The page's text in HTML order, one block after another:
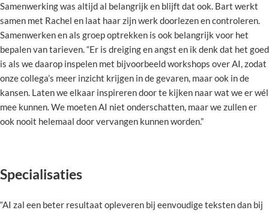
Samenwerking was altijd al belangrijk en blijft dat ook. Bart werkt
samen met Rachel en laat haar zijn werk doorlezen en controleren.
Samenwerken en als groep optrekken is ook belangrijk voor het
bepalen van tarieven. “Er is dreiging en angst en ik denk dat het goed
is als we daarop inspelen met bijvoorbeeld workshops over AI, zodat
onze collega’s meer inzicht krijgen in de gevaren, maar ook in de
kansen. Laten we elkaar inspireren door te kijken naar wat we er wél
mee kunnen. We moeten AI niet onderschatten, maar we zullen er
ook nooit helemaal door vervangen kunnen worden.”
Specialisaties
“AI zal een beter resultaat opleveren bij eenvoudige teksten dan bij